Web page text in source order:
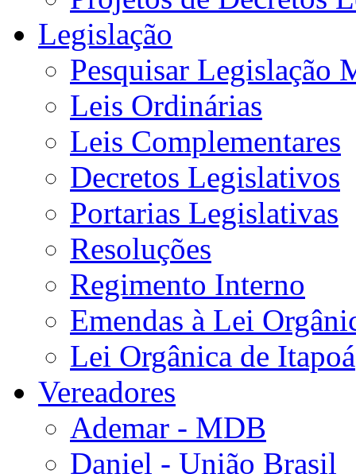
Legislação
Pesquisar Legislação
Leis Ordinárias
Leis Complementares
Decretos Legislativos
Portarias Legislativas
Resoluções
Regimento Interno
Emendas à Lei
Lei Orgânica de Itapoá
Vereadores
Ademar - MDB
Daniel - União Brasil